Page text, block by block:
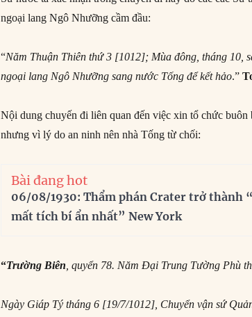
ngoại lang Ngô Nhưỡng cầm đầu:
“Năm Thuận Thiên thứ 3 [1012]; Mùa đông, tháng 10,
ngoại lang Ngô Nhưỡng sang nước Tống để kết hảo.”
Nội dung chuyến đi liên quan đến việc xin tổ chức
nhưng vì lý do an ninh nên nhà Tống từ chối:
Bài đang hot
06/08/1930: Thẩm phán Crater trở thành
mất tích bí ẩn nhất” New York
“Trường Biên, quyển 78. Năm Đại Trung Tường Phù
Ngày Giáp Tý tháng 6 [19/7/1012], Chuyển vận sứ